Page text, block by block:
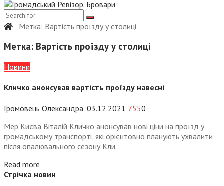
Метка: Вартість проїзду у столиці
Метка: Вартість проїзду у столиці
Новини
Кличко анонсував вартість проїзду навесні
Громовець Олександра —03.12.2021 7550
Мер Києва Віталій Кличко анонсував нові ціни на проїзд у
громадському транспорті, які орієнтовно планують ухвалити
після опалювального сезону Кли...
Read more
Стрічка новин